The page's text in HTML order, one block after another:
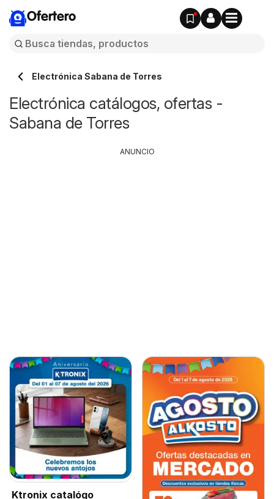
Ofertero
Electrónica Sabana de Torres
Electrónica catálogos, ofertas -
Sabana de Torres
Ktronix catalógo
ANUNCIO